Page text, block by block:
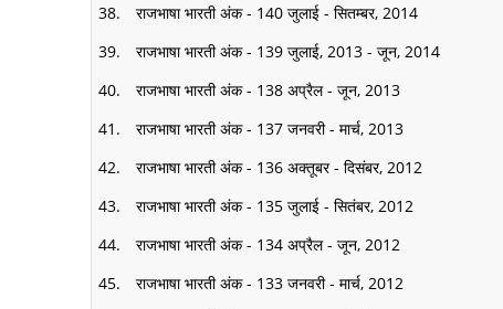
राजभाषा भारती अंक - 140 जुलाई - सितम्बर, 2014
राजभाषा भारती अंक - 139 जुलाई, 2013 - जून, 2014
राजभाषा भारती अंक - 138 अप्रैल - जून, 2013
राजभाषा भारती अंक - 137 जनवरी - मार्च, 2013
राजभाषा भारती अंक - 136 अक्तूबर - दिसंबर, 2012
राजभाषा भारती अंक - 135 जुलाई - सितंबर, 2012
राजभाषा भारती अंक - 134 अप्रैल - जून, 2012
राजभाषा भारती अंक - 133 जनवरी - मार्च, 2012